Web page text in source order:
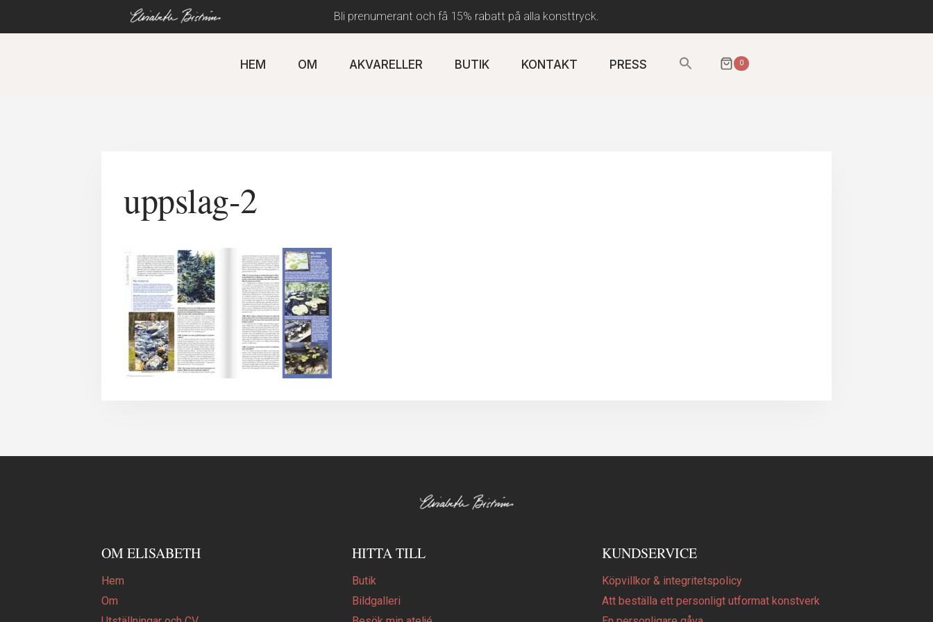
Bli prenumerant och få 15% rabatt på alla konsttryck.
HEM OM AKVARELLER BUTIK KONTAKT PRESS
Sök
efter:
0
uppslag-2
OM ELISABETH
Hem
Om
HITTA TILL
Butik
Bildgalleri
KUNDSERVICE
Köpvillkor & integritetspolicy
Att beställa ett personligt utformat konstverk